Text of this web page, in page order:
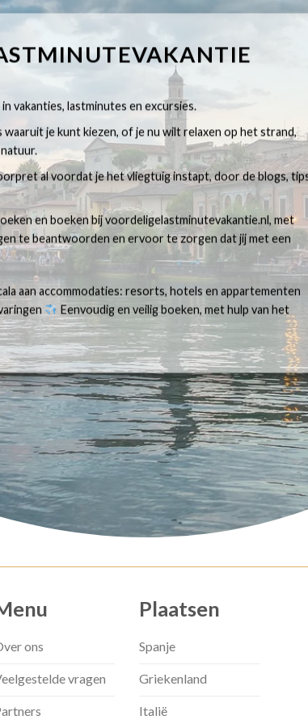
vakanties, lastminutes en excursies.
waaruit je kunt kiezen, of je nu wilt relaxen op het strand,
al voordat je het vliegtuig instapt, door de blogs,
en boeken bij voordeligelastminutevakantie.nl, met
te beantwoorden en ervoor te zorgen dat jij met een
aan accommodaties: resorts, hotels en appartementen
Eenvoudig en veilig boeken, met hulp van het
ons
vragen
Plaatsen
Spanje
Griekenland
Italië